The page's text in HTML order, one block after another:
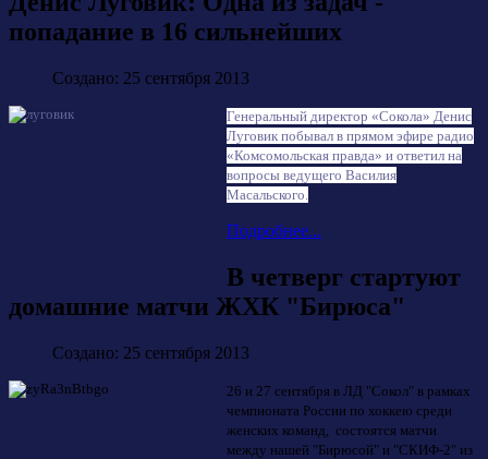
попадание в 16 сильнейших
Создано: 25 сентября 2013
Генеральный директор «Сокола» Денис
Луговик побывал в прямом эфире радио
«Комсомольская правда» и ответил на
вопросы ведущего Василия
Масальского.
Подробнее...
В четверг стартуют
домашние матчи ЖХК "Бирюса"
Создано: 25 сентября 2013
26 и 27 сентября в ЛД "Сокол" в рамках
чемпионата России по хоккею среди
женских команд, состоятся матчи
между нашей "Бирюсой" и "СКИФ-2" из